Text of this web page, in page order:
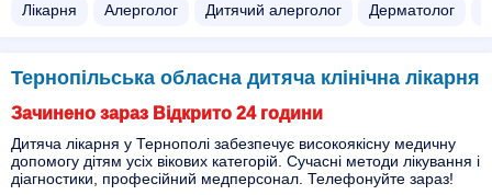
Лікарня Алерголог Дитячий алерголог Дерматолог
Тернопільська обласна дитяча клінічна лікарня
Зачинено зараз Відкрито 24 години
Дитяча лікарня у Тернополі забезпечує високоякісну медичну
допомогу дітям усіх вікових категорій. Сучасні методи лікування і
діагностики, професійний медперсонал. Телефонуйте зараз!